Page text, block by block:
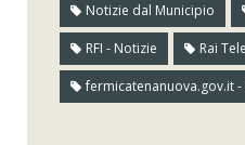
Notizie dal Municipio
RFI - Notizie Rai
fermicatenanuova.gov.it